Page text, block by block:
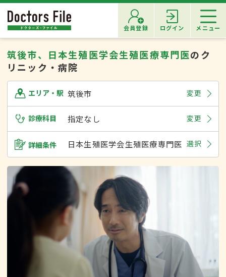
会員登録 ログイン メニュー
筑後市、日本生殖医学会生殖医療専門医のク
リニック・病院
エリア・駅 筑後市 変更
診療科目 指定なし 変更
詳細条件 日本生殖医学会生殖医療専門医 選択